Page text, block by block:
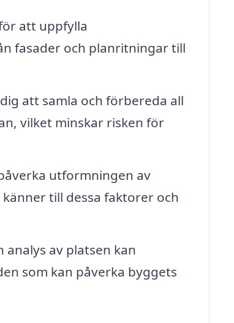
att uppfylla
fasader och planritningar till
att samla och förbereda all
vilket minskar risken för
utformningen av
känner till dessa faktorer och
av platsen kan
som kan påverka byggets